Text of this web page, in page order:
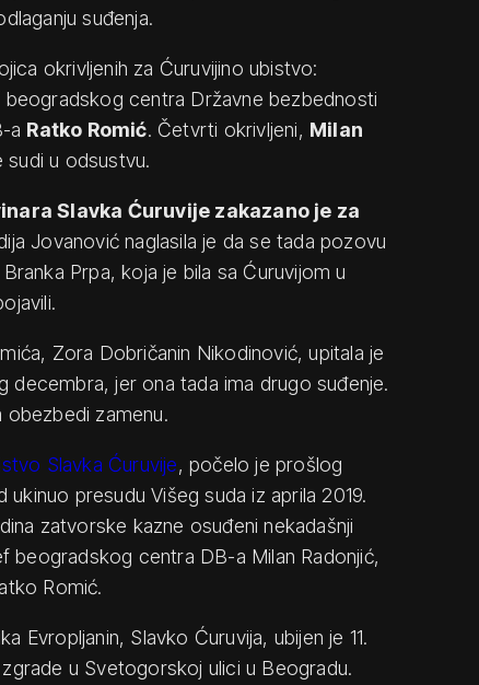
suđenja.
okrivljenih za Ćuruvijino ubistvo:
beogradskog centra Državne bezbednosti
a Ratko Romić. Četvrti okrivljeni, Milan
sudi u odsustvu.
Slavka Ćuruvije zakazano je za
Jovanović naglasila je da se tada pozovu
Prpa, koja je bila sa Ćuruvijom u
Zora Dobričanin Nikodinović, upitala je
jer ona tada ima drugo suđenje.
obezbedi zamenu.
Slavka Ćuruvije, počelo je prošlog
presudu Višeg suda iz aprila 2019.
zatvorske kazne osuđeni nekadašnji
beogradskog centra DB-a Milan Radonjić,
Romić.
Evropljanin, Slavko Ćuruvija, ubijen je 11.
u Svetogorskoj ulici u Beogradu.